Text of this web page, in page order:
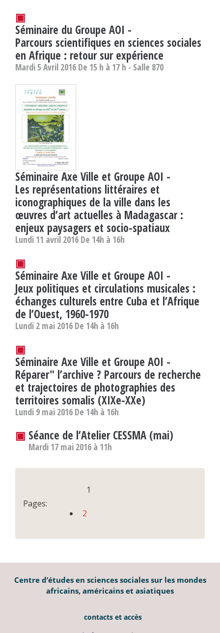
▣
Séminaire du Groupe AOI -
Parcours scientifiques en sciences sociales
en Afrique : retour sur expérience
Mardi 5 Avril 2016 De 15 h à 17 h - Salle 870
Séminaire Axe Ville et Groupe AOI -
Les représentations littéraires et
iconographiques de la ville dans les
œuvres d’art actuelles à Madagascar :
enjeux paysagers et socio-spatiaux
Lundi 11 avril 2016 De 14h à 16h
▣
Séminaire Axe Ville et Groupe AOI -
Jeux politiques et circulations musicales :
échanges culturels entre Cuba et l’Afrique
de l’Ouest, 1960-1970
Lundi 2 mai 2016 De 14h à 16h
▣
Séminaire Axe Ville et Groupe AOI -
Réparer" l’archive ? Parcours de recherche
et trajectoires de photographies des
territoires somalis (XIXe-XXe)
Lundi 9 mai 2016 De 14h à 16h
▣ Séance de l’Atelier CESSMA (mai)
Mardi 17 mai 2016 à 11h
Pages:
1
2
Centre d’études en sciences sociales sur les mondes
africains, américains et asiatiques
contacts et accès